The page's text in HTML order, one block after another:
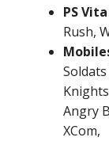
PS
Rush,
Angry
XCom,